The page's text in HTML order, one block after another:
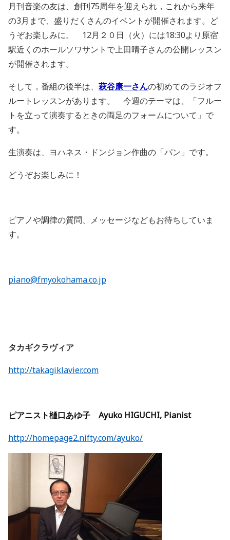
月刊音楽の友は、創刊75周年を迎えられ，これから来年
の3月まで、盛りだくさんのイベントが開催されます。ど
うぞお楽しみに。 12月２０日（火）には18:30より原宿
駅近くのホールソワサントで上田晴子さんの公開レッスン
が開催されます。
そして，番組の後半は、 萩谷康一さんの初めてのラジオフ
ルートレッスンがあります。 今週のテーマは、「フルー
トを立って演奏するときの両足のフォームについて」で
す。
生演奏は、ヨハネス・ドンジョン作曲の「パン」です。
どうぞお楽しみに！
ピアノや調律の質問、メッセージなどもお待ちしていま
す。
piano@fmyokohama.co.jp
タカギクラヴィア
http://takagiklavier.com
ピアニスト樋口あゆ子 Ayuko HIGUCHI, Pianist
http://homepage2.nifty.com/ayuko/